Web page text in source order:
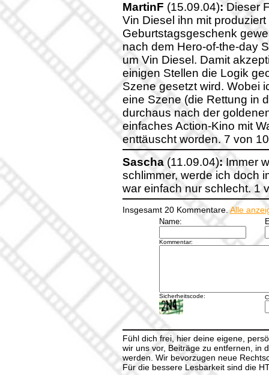
MartinF (15.09.04):Dieser
Vin Diesel ihn mit
Geburtstagsgeschenk
nach dem Hero-of-the-day
um Vin Diesel. Damit
einigen Stellen die Logik
Szene gesetzt wird. Wobei
eine Szene (die Rettung in
durchaus nach der
einfaches Action-Kino mit
enttäuscht worden. 7 von
Sascha(11.09.04):Immer
schlimmer, werde ich doch
war einfach nur schlecht. 1
Insgesamt 20 Kommentare.Alle
Name:
Kommentar:
Sicherheitscode:
Fühl dich frei, hier deine eigene,
wir uns vor, Beiträge zu entfernen, in
werden. Wir bevorzugen neue
Für die bessere Lesbarkeit sind die